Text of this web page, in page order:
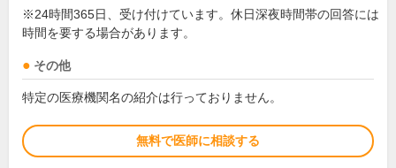
※24時間365日、受け付けています。休日深夜時間帯の回答には
時間を要する場合があります。
その他
特定の医療機関名の紹介は行っておりません。
無料で医師に相談する